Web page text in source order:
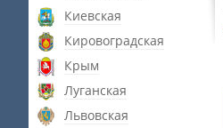
Киевская
Кировоградская
Крым
Луганская
Львовская